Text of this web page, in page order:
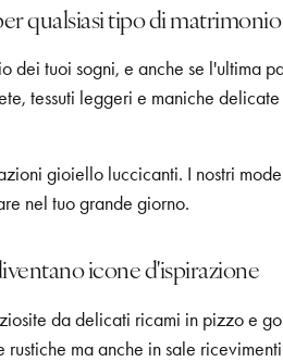
qualsiasi tipo di matrimonio
tuoi sogni, e anche se l'ultima
tessuti leggeri e maniche
gioiello luccicanti. I nostri
nel tuo grande giorno.
icone d'ispirazione
da delicati ricami in pizzo e
ma anche in sale